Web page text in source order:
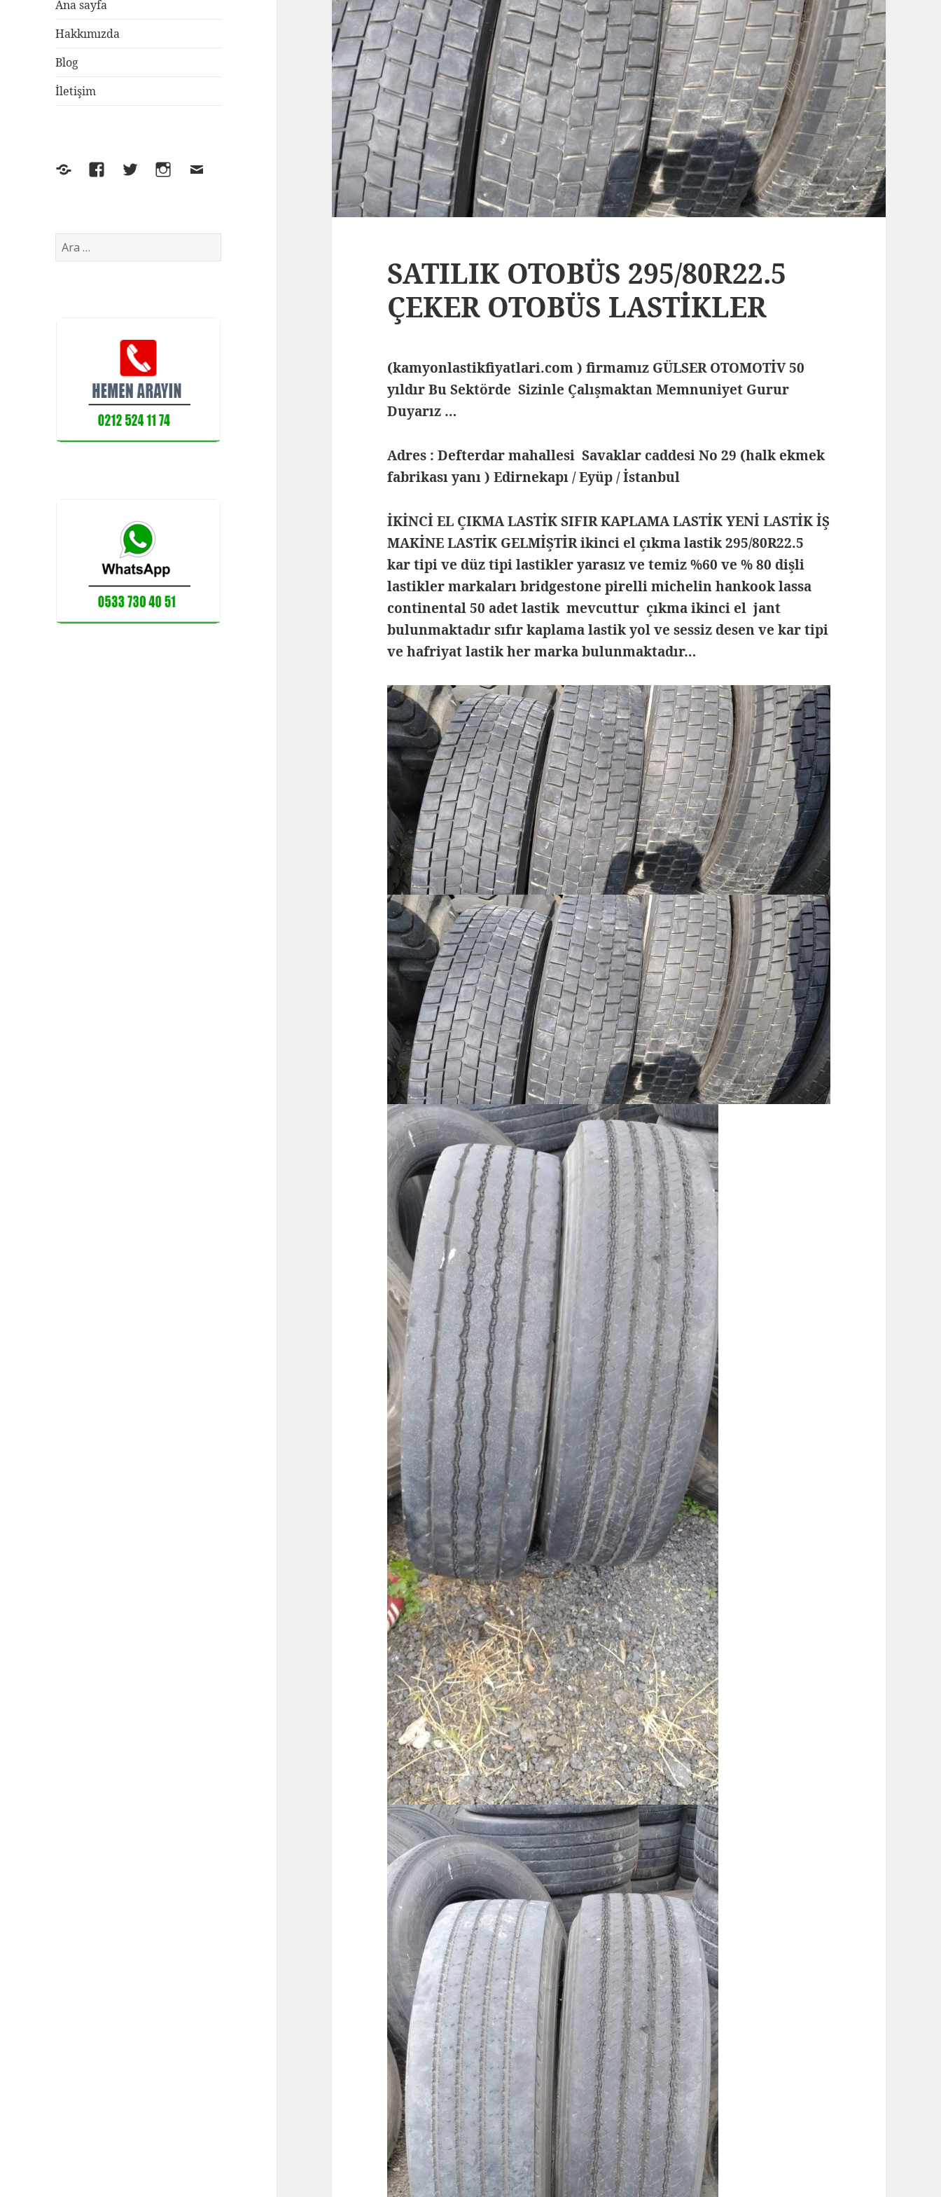
Ana sayfa
Hakkımızda
Blog
İletişim
Yelp FacebookTwitterInstagram
E-
Arama:
SATILIK OTOBÜS 295/80R22.5
ÇEKER OTOBÜS LASTİKLER
(kamyonlastikfiyatlari.com ) firmamız GÜLSER OTOMOTİV 50
yıldır Bu Sektörde Sizinle Çalışmaktan Memnuniyet Gurur
Duyarız …
Adres : Defterdar mahallesi Savaklar caddesi No 29 (halk ekmek
fabrikası yanı ) Edirnekapı / Eyüp / İstanbul
İKİNCİ EL ÇIKMA LASTİK SIFIR KAPLAMA LASTİK YENİ LASTİK İŞ
MAKİNE LASTİK GELMİŞTİR ikinci el çıkma lastik 295/80R22.5
kar tipi ve düz tipi lastikler yarasız ve temiz %60 ve % 80 dişli
lastikler markaları bridgestone pirelli michelin hankook lassa
continental 50 adet lastik mevcuttur çıkma ikinci el jant
bulunmaktadır sıfır kaplama lastik yol ve sessiz desen ve kar tipi
ve hafriyat lastik her marka bulunmaktadır…